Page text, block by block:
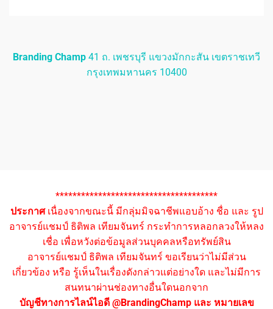
Branding Champ 41 ถ. เพชรบุรี แขวงมักกะสัน เขตราชเทวี
กรุงเทพมหานคร 10400
**************************************
ประกาศเนื่องจากขณะนี้ มีกลุ่มมิจฉาชีพแอบอ้าง ชื่อ และ รูป
อาจารย์แชมป์ ธิติพล เทียมจันทร์ กระทำการหลอกลวงให้หลง
เชื่อ เพื่อหวังต่อข้อมูลส่วนบุคคลหรือทรัพย์สิน
อาจารย์แชมป์ ธิติพล เทียมจันทร์ ขอเรียนว่าไม่มีส่วน
เกี่ยวข้อง หรือ รู้เห็นในเรื่องดังกล่าวแต่อย่างใด และไม่มีการ
สนทนาผ่านช่องทางอื่นใดนอกจาก
บัญชีทางการไลน์ไอดี @BrandingChamp และ หมายเลข